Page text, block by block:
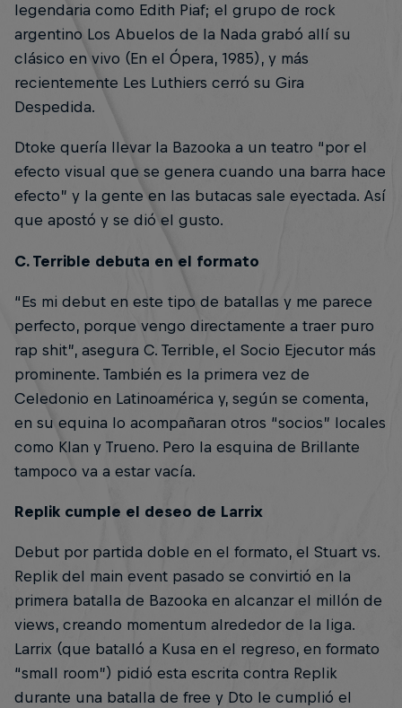
legendaria como Edith Piaf; el grupo de rock
argentino Los Abuelos de la Nada grabó allí su
clásico en vivo (En el Ópera, 1985), y más
recientemente Les Luthiers cerró su Gira
Despedida.
Dtoke quería llevar la Bazooka a un teatro “por el
efecto visual que se genera cuando una barra hace
efecto” y la gente en las butacas sale eyectada. Así
que apostó y se dió el gusto.
C. Terrible debuta en el formato
“Es mi debut en este tipo de batallas y me parece
perfecto, porque vengo directamente a traer puro
rap shit”, asegura C. Terrible, el Socio Ejecutor más
prominente. También es la primera vez de
Celedonio en Latinoamérica y, según se comenta,
en su equina lo acompañaran otros “socios” locales
como Klan y Trueno. Pero la esquina de Brillante
tampoco va a estar vacía.
Replik cumple el deseo de Larrix
Debut por partida doble en el formato, el Stuart vs.
Replik del main event pasado se convirtió en la
primera batalla de Bazooka en alcanzar el millón de
views, creando momentum alrededor de la liga.
Larrix (que batalló a Kusa en el regreso, en formato
“small room”) pidió esta escrita contra Replik
durante una batalla de free y Dto le cumplió el